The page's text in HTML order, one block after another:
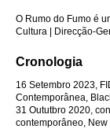
O Rumo do Fumo é
Cultura | Direcção-
Cronologia
16 Setembro 2023,
Contemporânea,
31 Oututbro 2020,
contemporâneo,